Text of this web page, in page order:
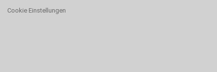
Cookie Einstellungen